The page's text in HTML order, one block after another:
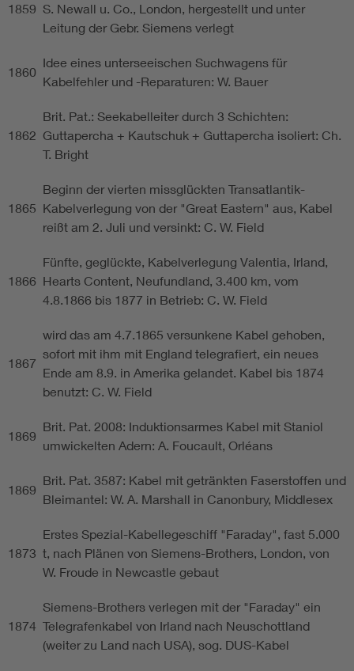
1859 S. Newall u. Co., London, hergestellt und unter
Leitung der Gebr. Siemens verlegt
1860
Idee eines unterseeischen Suchwagens für
Kabelfehler und -Reparaturen: W. Bauer
1862
Brit. Pat.: Seekabelleiter durch 3 Schichten:
Guttapercha + Kautschuk + Guttapercha isoliert: Ch.
T. Bright
1865
Beginn der vierten missglückten Transatlantik-
Kabelverlegung von der "Great Eastern" aus, Kabel
reißt am 2. Juli und versinkt: C. W. Field
1866
Fünfte, geglückte, Kabelverlegung Valentia, Irland,
Hearts Content, Neufundland, 3.400 km, vom
4.8.1866 bis 1877 in Betrieb: C. W. Field
1867
wird das am 4.7.1865 versunkene Kabel gehoben,
sofort mit ihm mit England telegrafiert, ein neues
Ende am 8.9. in Amerika gelandet. Kabel bis 1874
benutzt: C. W. Field
1869
Brit. Pat. 2008: Induktionsarmes Kabel mit Staniol
umwickelten Adern: A. Foucault, Orléans
1869
Brit. Pat. 3587: Kabel mit getränkten Faserstoffen und
Bleimantel: W. A. Marshall in Canonbury, Middlesex
1873
Erstes Spezial-Kabellegeschiff "Faraday", fast 5.000
t, nach Plänen von Siemens-Brothers, London, von
W. Froude in Newcastle gebaut
1874
Siemens-Brothers verlegen mit der "Faraday" ein
Telegrafenkabel von Irland nach Neuschottland
(weiter zu Land nach USA), sog. DUS-Kabel